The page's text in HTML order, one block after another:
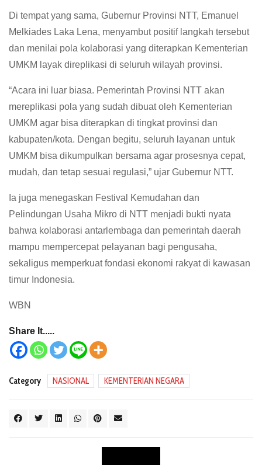
Di tempat yang sama, Gubernur Provinsi NTT, Emanuel
Melkiades Laka Lena, menyambut positif langkah tersebut
dan menilai pola kolaborasi yang diterapkan Kementerian
UMKM layak direplikasi di seluruh wilayah provinsi.
“Acara ini luar biasa. Pemerintah Provinsi NTT akan
mereplikasi pola yang sudah dibuat oleh Kementerian
UMKM agar bisa diterapkan di tingkat provinsi dan
kabupaten/kota. Dengan begitu, seluruh layanan untuk
UMKM bisa dikumpulkan bersama agar prosesnya cepat,
mudah, dan tetap sesuai regulasi,” ujar Gubernur NTT.
Ia juga menegaskan Festival Kemudahan dan
Pelindungan Usaha Mikro di NTT menjadi bukti nyata
bahwa kolaborasi antarlembaga dan pemerintah daerah
mampu mempercepat pelayanan bagi pengusaha,
sekaligus memperkuat fondasi ekonomi rakyat di kawasan
timur Indonesia.
WBN
Share It.....
Category NASIONAL KEMENTERIAN NEGARA